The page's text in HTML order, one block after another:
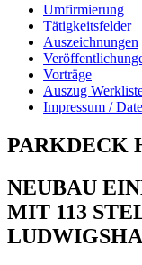
Umfirmierung
Tätigkeitsfelder
Auszeichnungen
Vorträge
Auszug
Impressum /
PARKDECK
NEUBAU
MIT 113